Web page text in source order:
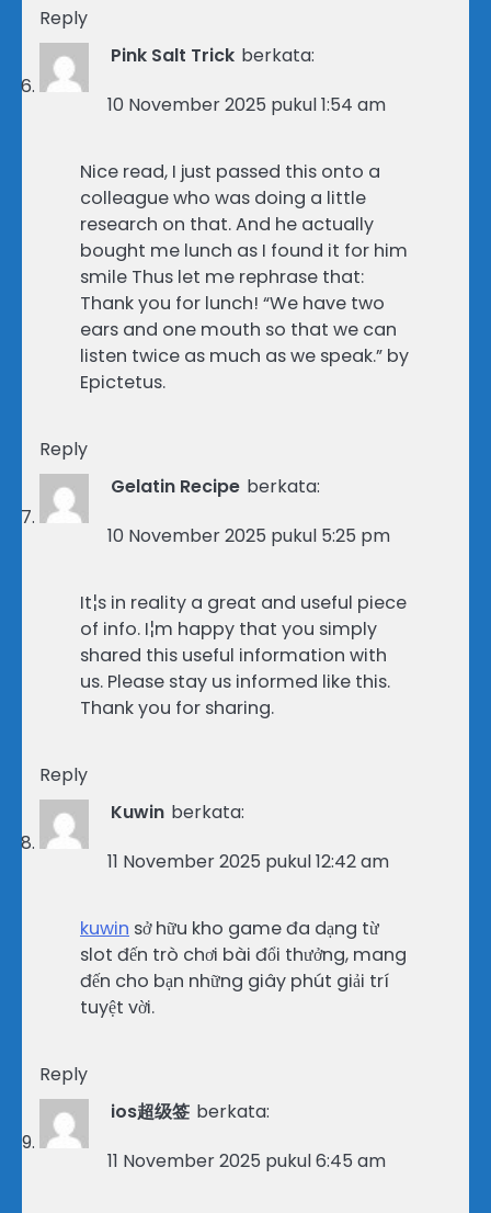
Reply
Pink Salt Trick berkata:
10 November 2025 pukul 1:54 am
Nice read, I just passed this onto a
colleague who was doing a little
research on that. And he actually
bought me lunch as I found it for him
smile Thus let me rephrase that:
Thank you for lunch! “We have two
ears and one mouth so that we can
listen twice as much as we speak.” by
Epictetus.
Reply
Gelatin Recipe berkata:
10 November 2025 pukul 5:25 pm
It¦s in reality a great and useful piece
of info. I¦m happy that you simply
shared this useful information with
us. Please stay us informed like this.
Thank you for sharing.
Reply
Kuwin berkata:
11 November 2025 pukul 12:42 am
kuwin sở hữu kho game đa dạng từ
slot đến trò chơi bài đổi thưởng, mang
đến cho bạn những giây phút giải trí
tuyệt vời.
Reply
ios超级签 berkata:
11 November 2025 pukul 6:45 am